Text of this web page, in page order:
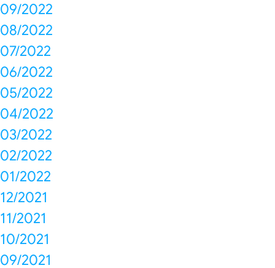
09/2022
08/2022
07/2022
06/2022
05/2022
04/2022
03/2022
02/2022
01/2022
12/2021
11/2021
10/2021
09/2021